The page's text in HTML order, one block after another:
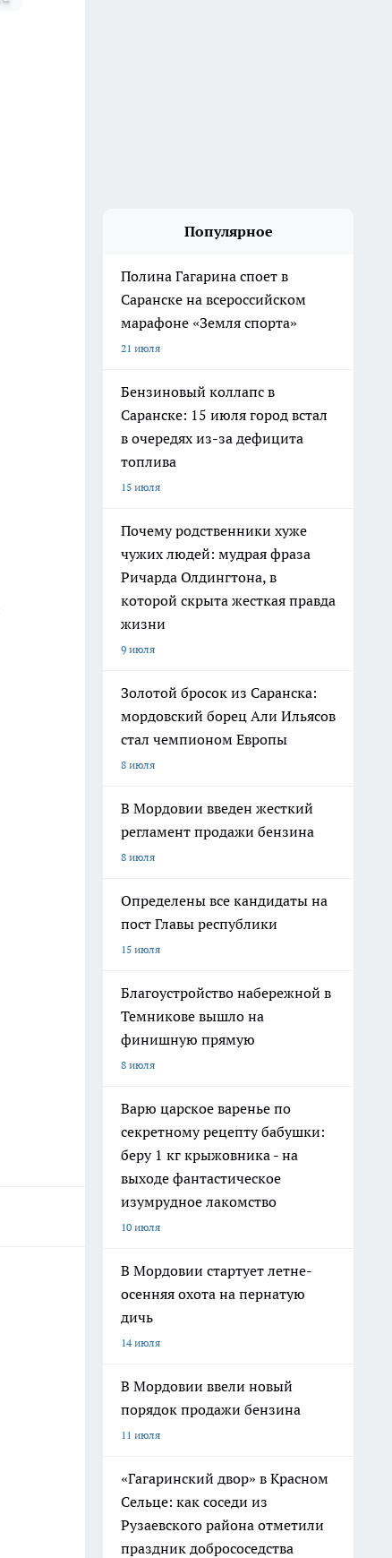
Популярное
Полина Гагарина споет в
Саранске на всероссийском
марафоне «Земля спорта»
21 июля
Бензиновый коллапс в
Саранске: 15 июля город встал
в очередях из-за дефицита
топлива
15 июля
Почему родственники хуже
чужих людей: мудрая фраза
Ричарда Олдингтона, в
которой скрыта жесткая правда
жизни
9 июля
Золотой бросок из Саранска:
мордовский борец Али Ильясов
стал чемпионом Европы
8 июля
В Мордовии введен жесткий
регламент продажи бензина
8 июля
Определены все кандидаты на
пост Главы республики
15 июля
Благоустройство набережной в
Темникове вышло на
финишную прямую
8 июля
Варю царское варенье по
секретному рецепту бабушки:
беру 1 кг крыжовника - на
выходе фантастическое
изумрудное лакомство
10 июля
В Мордовии стартует летне-
осенняя охота на пернатую
дичь
14 июля
В Мордовии ввели новый
порядок продажи бензина
11 июля
«Гагаринский двор» в Красном
Сельце: как соседи из
Рузаевского района отметили
праздник добрососедства